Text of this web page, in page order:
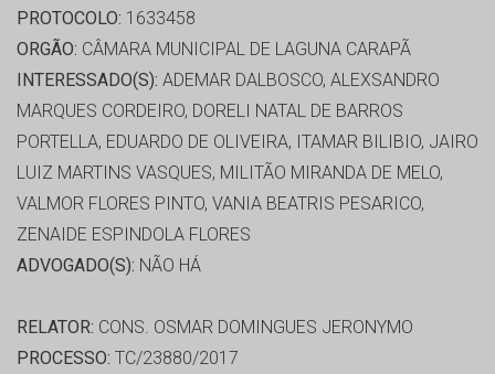
PROTOCOLO: 1633458
ORGÃO: CÂMARA MUNICIPAL DE LAGUNA CARAPÃ
INTERESSADO(S): ADEMAR DALBOSCO, ALEXSANDRO
MARQUES CORDEIRO, DORELI NATAL DE BARROS
PORTELLA, EDUARDO DE OLIVEIRA, ITAMAR BILIBIO, JAIRO
LUIZ MARTINS VASQUES, MILITÃO MIRANDA DE MELO,
VALMOR FLORES PINTO, VANIA BEATRIS PESARICO,
ZENAIDE ESPINDOLA FLORES
ADVOGADO(S): NÃO HÁ
RELATOR: CONS. OSMAR DOMINGUES JERONYMO
PROCESSO: TC/23880/2017